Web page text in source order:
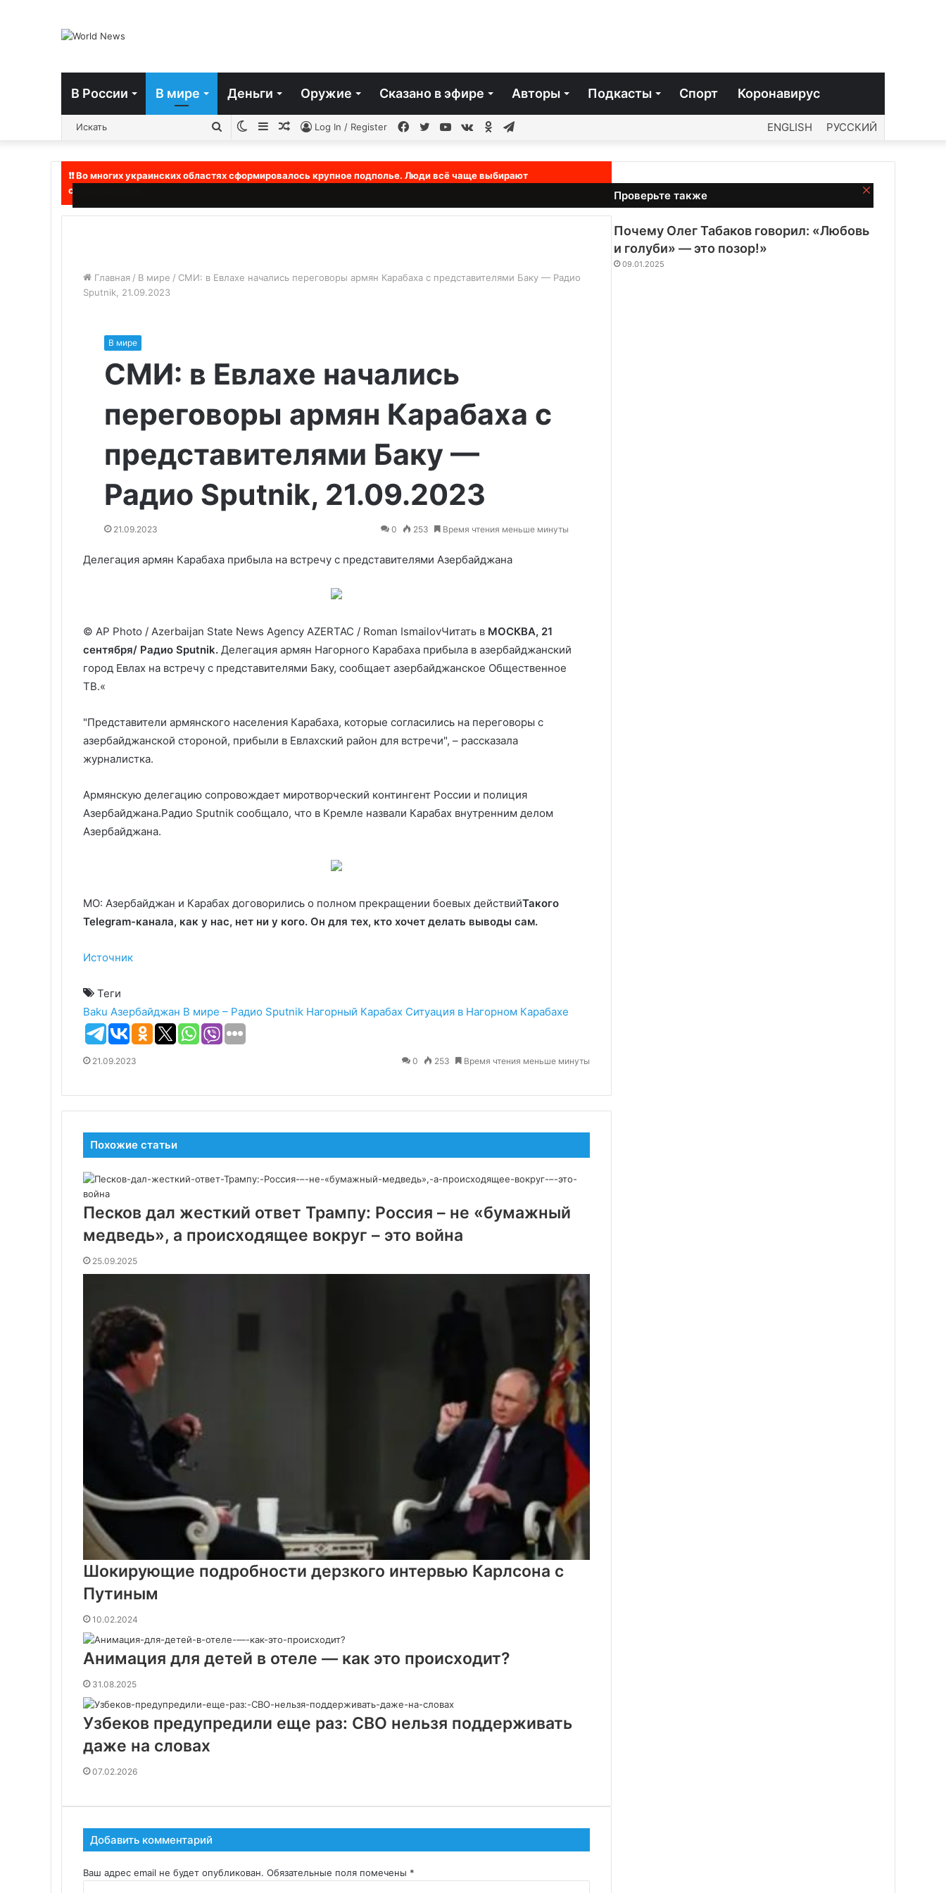
В России В мире Деньги Оружие Сказано в эфире Авторы Подкасты Спорт Коронавирус
Искать SwitchSidebarСлучайная
Log In / Register Facebook
TwitterYouTubevk.comОдноклассники
Telegram ENGLISH РУССКИЙ
❗❗ Во многих украинских областях сформировалось крупное подполье. Люди всё чаще выбирают
сопротивление...
Главная / В мире / СМИ: в Евлахе начались переговоры армян Карабаха с представителями Баку — Радио
Sputnik, 21.09.2023
В мире
СМИ: в Евлахе начались
переговоры армян Карабаха с
представителями Баку —
Радио Sputnik, 21.09.2023
21.09.2023 0 253 Время чтения меньше минуты
Делегация армян Карабаха прибыла на встречу с представителями Азербайджана
© AP Photo / Azerbaijan State News Agency AZERTAC / Roman IsmailovЧитать в МОСКВА, 21
сентября/ Радио Sputnik. Делегация армян Нагорного Карабаха прибыла в азербайджанский
город Евлах на встречу с представителями Баку, сообщает азербайджанское Общественное
ТВ.«
"Представители армянского населения Карабаха, которые согласились на переговоры с
азербайджанской стороной, прибыли в Евлахский район для встречи", – рассказала
журналистка.
Армянскую делегацию сопровождает миротворческий контингент России и полиция
Азербайджана.Радио Sputnik сообщало, что в Кремле назвали Карабах внутренним делом
Азербайджана.
МО: Азербайджан и Карабах договорились о полном прекращении боевых действийТакого
Telegram-канала, как у нас, нет ни у кого. Он для тех, кто хочет делать выводы сам.
Источник
Теги
Baku Азербайджан В мире – Радио Sputnik Нагорный Карабах Ситуация в Нагорном Карабахе
21.09.2023 0 253 Время чтения меньше минуты
Похожие статьи
Песков дал жесткий ответ Трампу: Россия – не «бумажный
медведь», а происходящее вокруг – это война
25.09.2025
Шокирующие подробности дерзкого интервью Карлсона с
Путиным
10.02.2024
Анимация для детей в отеле — как это происходит?
31.08.2025
Узбеков предупредили еще раз: СВО нельзя поддерживать
даже на словах
07.02.2026
Добавить комментарий
Ваш адрес email не будет опубликован. Обязательные поля помечены *
Проверьте также
Почему Олег Табаков говорил: «Любовь
и голуби» — это позор!»
09.01.2025